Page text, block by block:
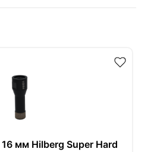
мм Hilberg Super Hard